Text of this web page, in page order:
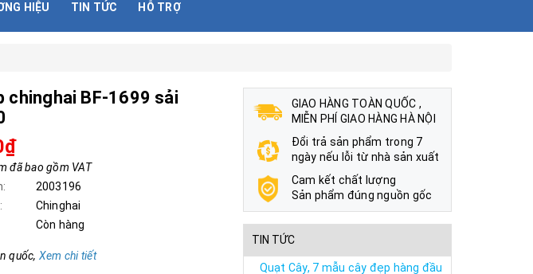
HIỆU TIN TỨC HỖ TRỢ
chinghai BF-1699 sải
đã bao gồm VAT
2003196
Chinghai
Còn hàng
quốc, Xem chi tiết
GIAO HÀNG TOÀN QUỐC ,
MIỄN PHÍ GIAO HÀNG HÀ NỘI
Đổi trả sản phẩm trong 7
ngày nếu lỗi từ nhà sản xuất
Cam kết chất lượng
Sản phẩm đúng nguồn gốc
TIN TỨC
Quạt Cây, 7 mẫu cây đẹp hàng đầu